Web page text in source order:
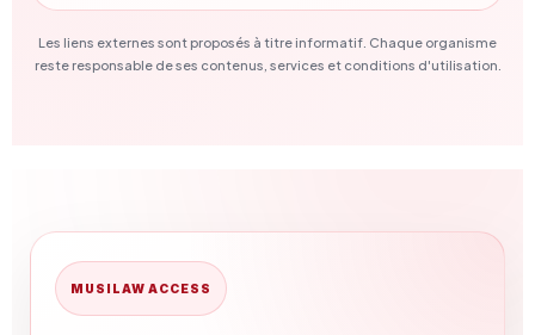
Les liens externes sont proposés à titre informatif. Chaque organisme
reste responsable de ses contenus, services et conditions d'utilisation.
MUSILAW ACCESS